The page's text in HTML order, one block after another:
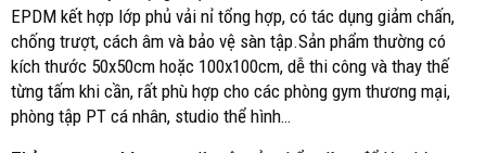
EPDM kết hợp lớp phủ vải nỉ tổng hợp, có tác dụng giảm chấn,
chống trượt, cách âm và bảo vệ sàn tập.Sản phẩm thường có
kích thước 50x50cm hoặc 100x100cm, dễ thi công và thay thế
từng tấm khi cần, rất phù hợp cho các phòng gym thương mại,
phòng tập PT cá nhân, studio thể hình…